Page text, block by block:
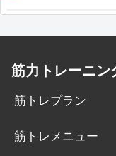
筋力トレーニン
筋トレプラン
筋トレメニュー